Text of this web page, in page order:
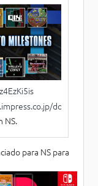
docs/
NS.
para NS para